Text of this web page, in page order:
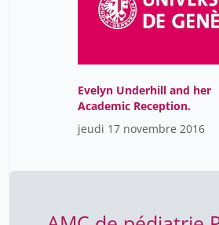
Evelyn Underhill and her
Academic Reception.
jeudi 17 novembre 2016